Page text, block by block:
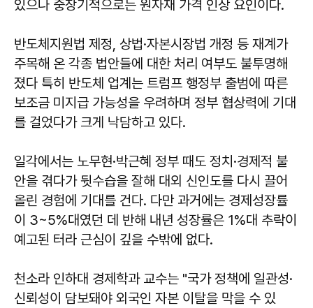
있으나 중장기적으로는 원자재 가격 인상 요인이다.
반도체지원법 제정, 상법·자본시장법 개정 등 재계가
주목해 온 각종 법안들에 대한 처리 여부도 불투명해
졌다 특히 반도체 업계는 트럼프 행정부 출범에 따른
보조금 미지급 가능성을 우려하며 정부 협상력에 기대
를 걸었다가 크게 낙담하고 있다.
일각에서는 노무현·박근혜 정부 때도 정치·경제적 불
안을 겪다가 뒷수습을 잘해 대외 신인도를 다시 끌어
올린 경험에 기대를 건다. 다만 과거에는 경제성장률
이 3~5%대였던 데 반해 내년 성장률은 1%대 추락이
예고된 터라 근심이 깊을 수밖에 없다.
천소라 인하대 경제학과 교수는 "국가 정책에 일관성·
신뢰성이 담보돼야 외국인 자본 이탈을 막을 수 있